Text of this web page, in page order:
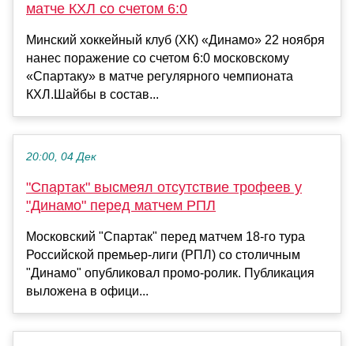
матче КХЛ со счетом 6:0
Минский хоккейный клуб (ХК) «Динамо» 22 ноября
нанес поражение со счетом 6:0 московскому
«Спартаку» в матче регулярного чемпионата
КХЛ.Шайбы в состав...
20:00, 04 Дек
"Спартак" высмеял отсутствие трофеев у
"Динамо" перед матчем РПЛ
Московский "Спартак" перед матчем 18-го тура
Российской премьер-лиги (РПЛ) со столичным
"Динамо" опубликовал промо-ролик. Публикация
выложена в офици...